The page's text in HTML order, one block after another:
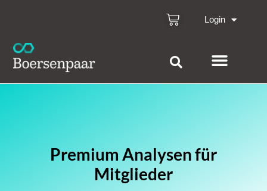
Login
Premium Analysen für
Mitglieder